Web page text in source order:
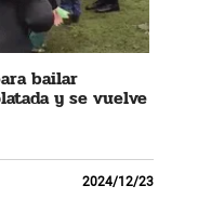
bailar
y se vuelve
2024/12/23